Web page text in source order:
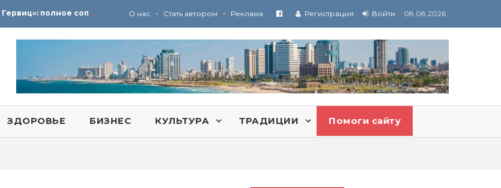
О нас • Стать автором • Реклама Регистрация Войти 08.08.2026
ЗДОРОВЬЕ БИЗНЕС КУЛЬТУРА ТРАДИЦИИ Помоги сайту